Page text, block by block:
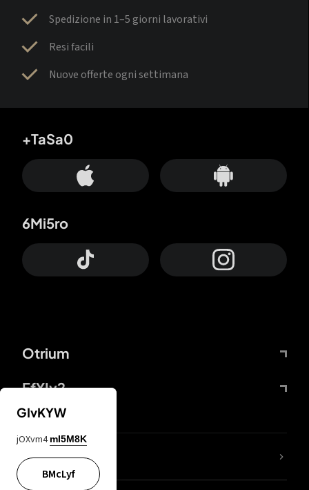
Spedizione in 1–5 giorni lavorativi
Resi facili
Nuove offerte ogni settimana
Otrium
FfYIy2
+TaSa0
6Mi5ro
Lj7sBL
GIvKYW
jOXvm4 mI5M8K
BMcLyf